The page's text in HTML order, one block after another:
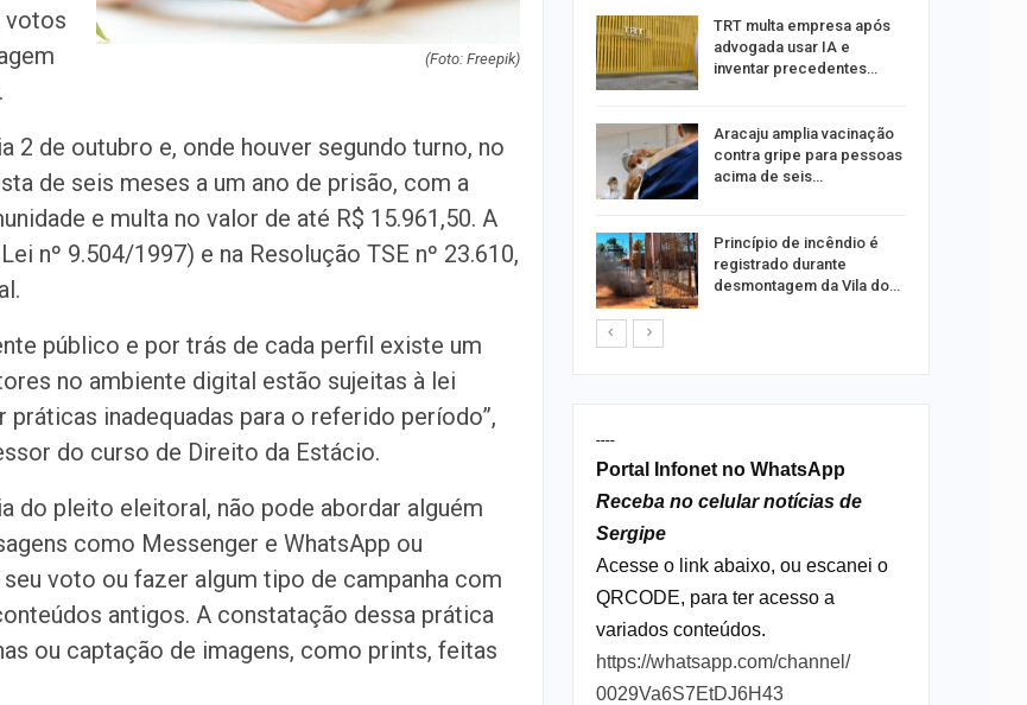
(Foto: Freepik)
votos
2 de outubro e, onde houver segundo turno, no
de seis meses a um ano de prisão, com a
e multa no valor de até R$ 15.961,50. A
nº 9.504/1997) e na Resolução TSE nº 23.610,
público e por trás de cada perfil existe um
no ambiente digital estão sujeitas à lei
inadequadas para o referido período”,
do curso de Direito da Estácio.
do pleito eleitoral, não pode abordar alguém
como Messenger e WhatsApp ou
voto ou fazer algum tipo de campanha com
antigos. A constatação dessa prática
ou captação de imagens, como prints, feitas
Filarmônica de Itabaiana
realiza concerto em
homenagem ao Dia dos…
Aracaju a turnê
Dia dos Pais: cerca de 104
milhões de pessoas
TRT multa empresa após
advogada usar IA e
inventar precedentes…
Aracaju amplia vacinação
contra gripe para pessoas
acima de seis…
Princípio de incêndio é
registrado durante
desmontagem da Vila do…
----
Portal Infonet no WhatsApp
Receba no celular notícias de
Sergipe
Acesse o link abaixo, ou escanei o
QRCODE, para ter acesso a
variados conteúdos.
https://whatsapp.com/channel/
0029Va6S7EtDJ6H43